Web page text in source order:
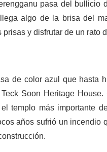
pasa del
algo de la brisa del
y disfrutar de un rato
de color azul que hasta
Soon Heritage
templo más importante
años sufrió un incendio